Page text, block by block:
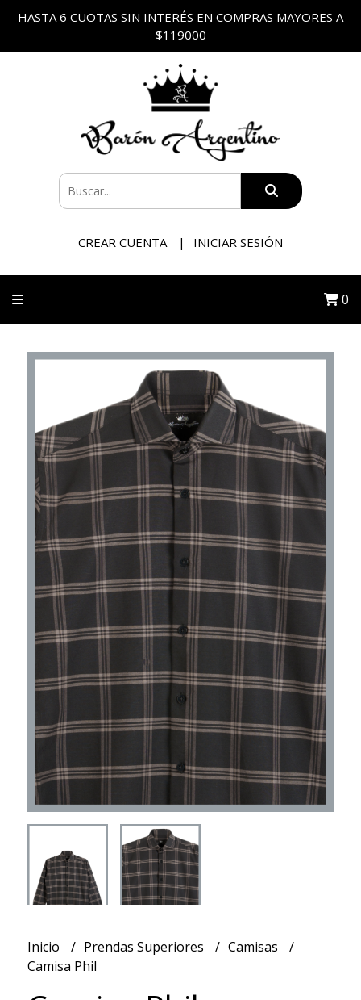
HASTA 6 CUOTAS SIN INTERÉS EN COMPRAS MAYORES A
$119000
CREAR CUENTA INICIAR SESIÓN
0
Inicio Prendas Superiores
Camisas
Camisa Phil